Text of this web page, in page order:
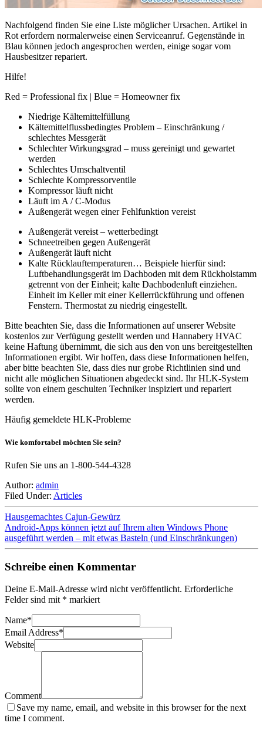
Nachfolgend finden Sie eine Liste möglicher Ursachen. Artikel in
Rot erfordern normalerweise einen Serviceanruf. Gegenstände in
Blau können jedoch angesprochen werden, einige sogar vom
Hausbesitzer repariert.
Hilfe!
Red = Professional fix | Blue = Homeowner fix
Niedrige Kältemittelfüllung
Kältemittelflussbedingtes Problem – Einschränkung /
schlechtes Messgerät
Schlechter Wirkungsgrad – muss gereinigt und gewartet
werden
Schlechtes Umschaltventil
Schlechte Kompressorventile
Kompressor läuft nicht
Läuft im A / C-Modus
Außengerät wegen einer Fehlfunktion vereist
Außengerät vereist – wetterbedingt
Schneetreiben gegen Außengerät
Außengerät läuft nicht
Kalte Rücklauftemperaturen… Beispiele hierfür sind:
Luftbehandlungsgerät im Dachboden mit dem Rückholstamm
getrennt von der Einheit; kalte Dachbodenluft einziehen.
Einheit im Keller mit einer Kellerrückführung und offenen
Fenstern. Thermostat zu niedrig eingestellt.
Bitte beachten Sie, dass die Informationen auf unserer Website
kostenlos zur Verfügung gestellt werden und Hannabery HVAC
keine Haftung übernimmt, die sich aus den von uns bereitgestellten
Informationen ergibt. Wir hoffen, dass diese Informationen helfen,
aber bitte beachten Sie, dass dies nur grobe Richtlinien sind und
nicht alle möglichen Situationen abgedeckt sind. Ihr HLK-System
sollte von einem geschulten Techniker inspiziert und repariert
werden.
Häufig gemeldete HLK-Probleme
Wie komfortabel möchten Sie sein?
Rufen Sie uns an 1-800-544-4328
Author: admin
Filed Under: Articles
Hausgemachtes Cajun-Gewürz
Android-Apps können jetzt auf Ihrem alten Windows Phone
ausgeführt werden – mit etwas Basteln (und Einschränkungen)
Schreibe einen Kommentar
Deine E-Mail-Adresse wird nicht veröffentlicht. Erforderliche
Felder sind mit * markiert
Name*
Email Address*
Website
Comment
Save my name, email, and website in this browser for the next
time I comment.